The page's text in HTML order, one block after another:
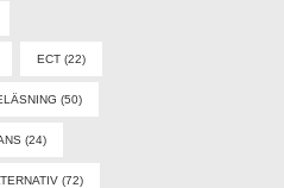
ECT (22)
(50)
(24)
(72)